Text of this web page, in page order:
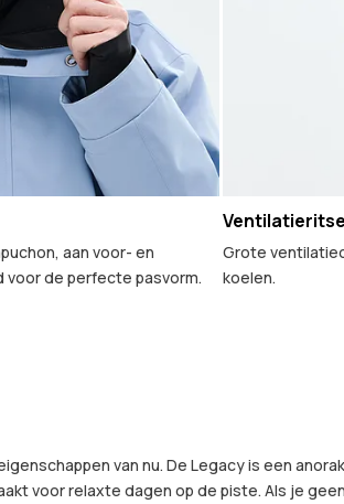
aan voor- en
de perfecte pasvorm.
Grote
koelen.
van nu. De Legacy is een
voor relaxte dagen op de piste. Als je